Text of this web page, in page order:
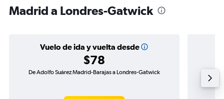
Madrid a Londres-Gatwick
Vuelo de ida y vuelta desde
$78
De Adolfo Suárez Madrid-Barajas a Londres-Gatwick